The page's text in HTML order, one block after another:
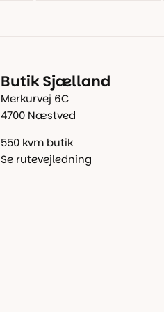
Butik Sjælland
Merkurvej 6C
4700 Næstved
550 kvm butik
Se rutevejledning